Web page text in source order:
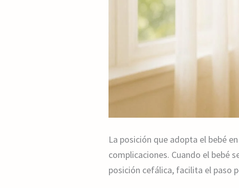
La posición que adopta el bebé
complicaciones. Cuando el bebé
posición cefálica, facilita el paso